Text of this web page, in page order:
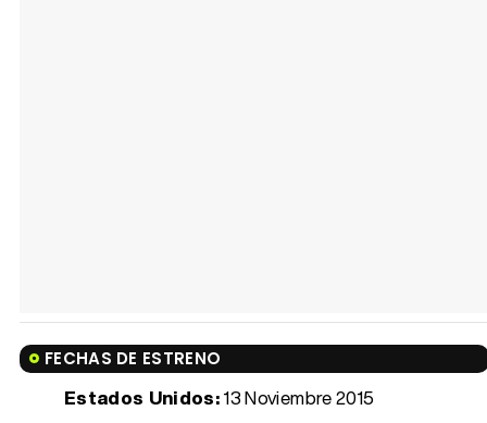
FECHAS DE ESTRENO
Estados Unidos:13 Noviembre 2015